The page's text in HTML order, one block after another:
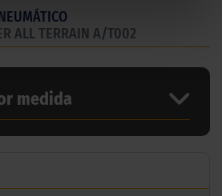
ALL TERRAIN A/T002
medida